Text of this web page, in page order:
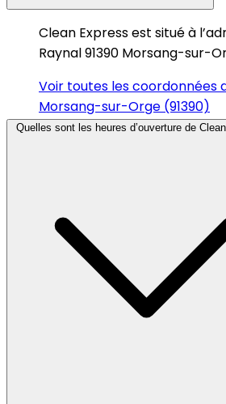
Clean Express est situé à
Raynal 91390 Morsang-sur-
Voir toutes les coordonnées
Morsang-sur-Orge (91390)
Quelles sont les heures d’ouverture de